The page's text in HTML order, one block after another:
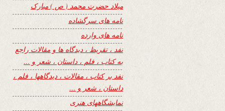
میلاد حضرت محمد ( ص ) مبارک
نامه های سرگشاده
نامه های وارده
نفد ، تقریظ ، دیدگاه ها و مقالات راجع
به کتاب ، فلم ، داستان ، شعر و …
نفد بر کتاب ، مقالات ، دیدگاهها ، فلم ،
داستان ، شعر و …
نمایشگاههای هنری